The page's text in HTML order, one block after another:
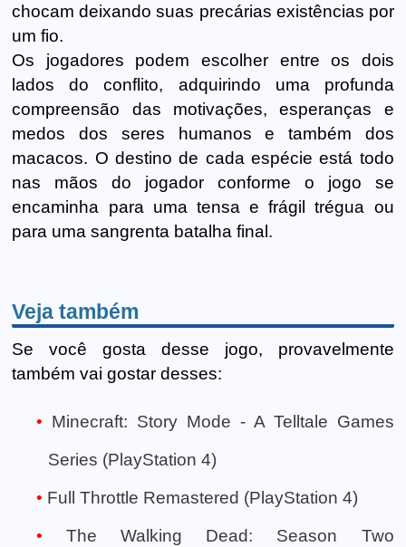
chocam deixando suas precárias existências por
um fio.
Os jogadores podem escolher entre os dois
lados do conflito, adquirindo uma profunda
compreensão das motivações, esperanças e
medos dos seres humanos e também dos
macacos. O destino de cada espécie está todo
nas mãos do jogador conforme o jogo se
encaminha para uma tensa e frágil trégua ou
para uma sangrenta batalha final.
Veja também
Se você gosta desse jogo, provavelmente
também vai gostar desses:
Minecraft: Story Mode - A Telltale Games
Series (PlayStation 4)
Full Throttle Remastered (PlayStation 4)
The Walking Dead: Season Two